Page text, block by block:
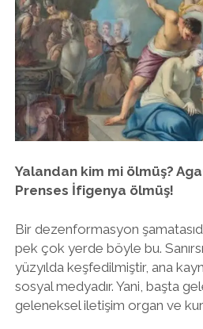
MED 532
YAZMADAN
HABERLER /
twitter
Yalandan kim mi ölmüş?
Prenses İfigenya ölmüş!
Bir dezenformasyon
pek çok yerde böyle bu.
yüzyılda keşfedilmiştir, ana
sosyal medyadır. Yani, başta
geleneksel iletişim organ ve